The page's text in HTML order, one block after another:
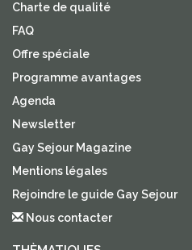
Charte de qualité
FAQ
Offre spéciale
Programme avantages
Agenda
Newsletter
Gay Sejour Magazine
Mentions légales
Rejoindre le guide Gay Sejour
Nous contacter